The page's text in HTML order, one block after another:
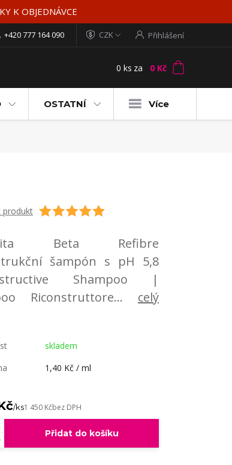
K OBJEDNÁVCE
CZK Přihlášení
+420 777 164 090
0 ks za 0 Kč
OSTATNÍ Více
produkt
Beta Refibre
šampón s pH 5,8
Shampoo |
Riconstruttore... celý
skladem
1,40 Kč / ml
/ks1 450 Kčbez DPH
Přidat do košíku